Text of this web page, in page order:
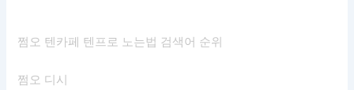
쩜오 텐카페 텐프로 노는법 검색어 순위
쩜오 디시